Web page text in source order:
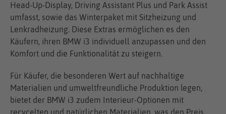
Head-Up-Display, Driving Assistant Plus und Park Assist
umfasst, sowie das Winterpaket mit Sitzheizung und
Lenkradheizung. Diese Extras ermöglichen es den
Käufern, ihren BMW i3 individuell anzupassen und den
Komfort und die Funktionalität zu steigern.
Für Käufer, die besonderen Wert auf nachhaltige
Materialien und umweltfreundliche Produktion legen,
bietet der BMW i3 zudem Interieur-Optionen mit
recycelten und natürlichen Materialien, was den Preis